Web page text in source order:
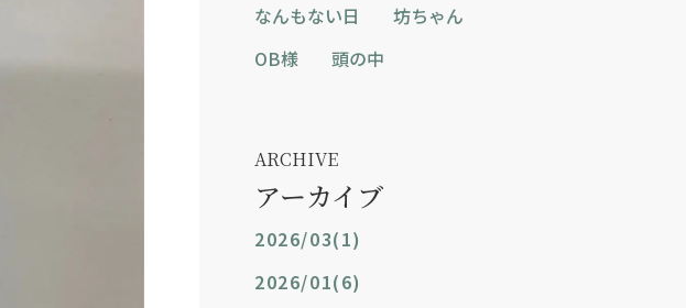
なんもない日
坊ちゃん
OB様
頭の中
ARCHIVE
アーカイブ
2026/03(1)
2026/01(6)